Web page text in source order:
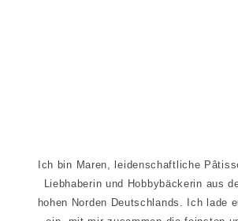
Ich bin Maren, leidenschaftliche
Liebhaberin und Hobbybäckerin aus
hohen Norden Deutschlands. Ich lade